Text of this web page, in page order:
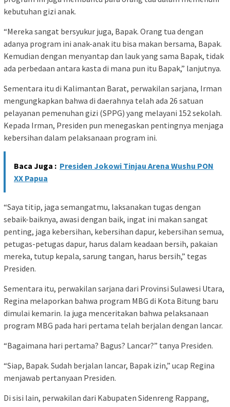
kebutuhan gizi anak.
“Mereka sangat bersyukur juga, Bapak. Orang tua dengan
adanya program ini anak-anak itu bisa makan bersama, Bapak.
Kemudian dengan menyantap dan lauk yang sama Bapak, tidak
ada perbedaan antara kasta di mana pun itu Bapak,” lanjutnya.
Sementara itu di Kalimantan Barat, perwakilan sarjana, Irman
mengungkapkan bahwa di daerahnya telah ada 26 satuan
pelayanan pemenuhan gizi (SPPG) yang melayani 152 sekolah.
Kepada Irman, Presiden pun menegaskan pentingnya menjaga
kebersihan dalam pelaksanaan program ini.
Baca Juga : Presiden Jokowi Tinjau Arena Wushu PON
XX Papua
“Saya titip, jaga semangatmu, laksanakan tugas dengan
sebaik-baiknya, awasi dengan baik, ingat ini makan sangat
penting, jaga kebersihan, kebersihan dapur, kebersihan semua,
petugas-petugas dapur, harus dalam keadaan bersih, pakaian
mereka, tutup kepala, sarung tangan, harus bersih,” tegas
Presiden.
Sementara itu, perwakilan sarjana dari Provinsi Sulawesi Utara,
Regina melaporkan bahwa program MBG di Kota Bitung baru
dimulai kemarin. Ia juga menceritakan bahwa pelaksanaan
program MBG pada hari pertama telah berjalan dengan lancar.
“Bagaimana hari pertama? Bagus? Lancar?” tanya Presiden.
“Siap, Bapak. Sudah berjalan lancar, Bapak izin,” ucap Regina
menjawab pertanyaan Presiden.
Di sisi lain, perwakilan dari Kabupaten Sidenreng Rappang,